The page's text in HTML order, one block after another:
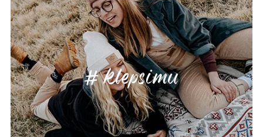
klepsimu